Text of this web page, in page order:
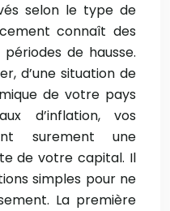
selon le type de
connaît des
de hausse.
d’une situation de
de votre pays
d’inflation, vos
surement une
de votre capital. Il
simples pour ne
La première